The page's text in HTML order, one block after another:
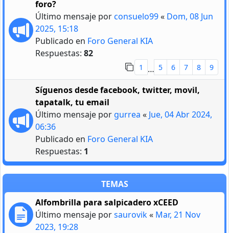
foro?
Último mensaje porconsuelo99« Dom, 08 Jun
2025, 15:18
Publicado en Foro General KIA
Respuestas: 82
1 … 5 6 7 8 9
Síguenos desde facebook, twitter, movil,
tapatalk, tu email
Último mensaje por gurrea « Jue, 04 Abr 2024,
06:36
Publicado en Foro General KIA
Respuestas: 1
TEMAS
Alfombrilla para salpicadero xCEED
Último mensaje porsaurovik« Mar, 21 Nov
2023, 19:28